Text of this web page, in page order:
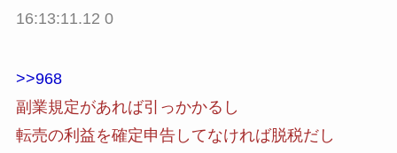
16:13:11.12 0
>>968
副業規定があれば引っかかるし
転売の利益を確定申告してなければ脱税だし